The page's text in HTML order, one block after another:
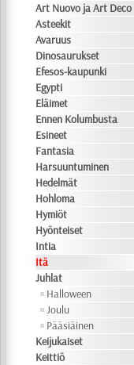
Art Nuovo ja Art Deco
Asteekit
Avaruus
Dinosaurukset
Efesos-kaupunki
Egypti
Eläimet
Ennen Kolumbusta
Esineet
Fantasia
Harsuuntuminen
Hedelmät
Hohloma
Hymiöt
Hyönteiset
Intia
Itä
Juhlat
Halloween
Joulu
Pääsiäinen
Keijukaiset
Keittiö